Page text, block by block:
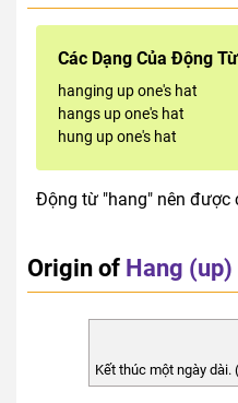
Các Dạng Của Động Từ
hanging up one's hat
hangs up one's hat
hung up one's hat
Động từ "hang" nên được
Origin of Hang
Kết thúc một ngày